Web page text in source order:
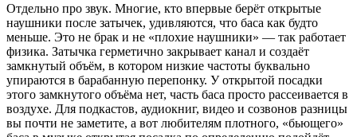
Отдельно про звук. Многие, кто впервые берёт открытые
наушники после затычек, удивляются, что баса как будто
меньше. Это не брак и не «плохие наушники» — так работает
физика. Затычка герметично закрывает канал и создаёт
замкнутый объём, в котором низкие частоты буквально
упираются в барабанную перепонку. У открытой посадки
этого замкнутого объёма нет, часть баса просто рассеивается в
воздухе. Для подкастов, аудиокниг, видео и созвонов разницы
вы почти не заметите, а вот любителям плотного, «бьющего»